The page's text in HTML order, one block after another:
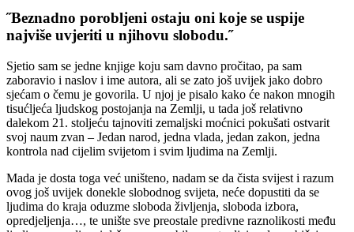
˝Beznadno porobljeni ostaju oni koje se uspije
najviše uvjeriti u njihovu slobodu.˝
Sjetio sam se jedne knjige koju sam davno pročitao, pa sam
zaboravio i naslov i ime autora, ali se zato još uvijek jako dobro
sjećam o čemu je govorila. U njoj je pisalo kako će nakon mnogih
tisućljeća ljudskog postojanja na Zemlji, u tada još relativno
dalekom 21. stoljeću tajnoviti zemaljski moćnici pokušati ostvarit
svoj naum zvan – Jedan narod, jedna vlada, jedan zakon, jedna
kontrola nad cijelim svijetom i svim ljudima na Zemlji.
Mada je dosta toga već uništeno, nadam se da čista svijest i razum
ovog još uvijek donekle slobodnog svijeta, neće dopustiti da se
ljudima do kraja oduzme sloboda življenja, sloboda izbora,
opredjeljenja…, te unište sve preostale predivne raznolikosti među